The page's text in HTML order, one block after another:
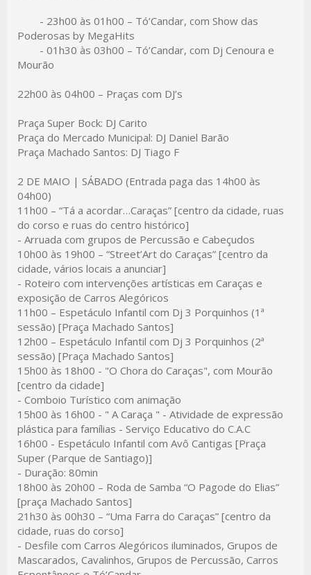
- 23h00 às 01h00 – Tó’Candar, com Show das
Poderosas by MegaHits
- 01h30 às 03h00 – Tó’Candar, com Dj Cenoura e
Mourão
22h00 às 04h00 – Praças com DJ’s
Praça Super Bock: DJ Carito
Praça do Mercado Municipal: DJ Daniel Barão
Praça Machado Santos: DJ Tiago F
2 DE MAIO | SÁBADO (Entrada paga das 14h00 às
04h00)
11h00 – “Tá a acordar…Caraças” [centro da cidade, ruas
do corso e ruas do centro histórico]
- Arruada com grupos de Percussão e Cabeçudos
10h00 às 19h00 – “Street’Art do Caraças” [centro da
cidade, vários locais a anunciar]
- Roteiro com intervenções artísticas em Caraças e
exposição de Carros Alegóricos
11h00 – Espetáculo Infantil com Dj 3 Porquinhos (1ª
sessão) [Praça Machado Santos]
12h00 – Espetáculo Infantil com Dj 3 Porquinhos (2ª
sessão) [Praça Machado Santos]
15h00 às 18h00 - "O Chora do Caraças", com Mourão
[centro da cidade]
- Comboio Turístico com animação
15h00 às 16h00 - " A Caraça " - Atividade de expressão
plástica para famílias - Serviço Educativo do C.A.C
16h00 - Espetáculo Infantil com Avô Cantigas [Praça
Super (Parque de Santiago)]
- Duração: 80min
18h00 às 20h00 – Roda de Samba “O Pagode do Elias”
[praça Machado Santos]
21h30 às 00h30 – “Uma Farra do Caraças” [centro da
cidade, ruas do corso]
- Desfile com Carros Alegóricos iluminados, Grupos de
Mascarados, Cavalinhos, Grupos de Percussão, Carros